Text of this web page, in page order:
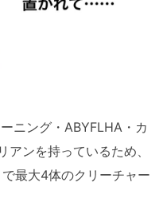
ニング・ABYFLHA・カ
ンを持っているため、
最大4体のクリーチャー